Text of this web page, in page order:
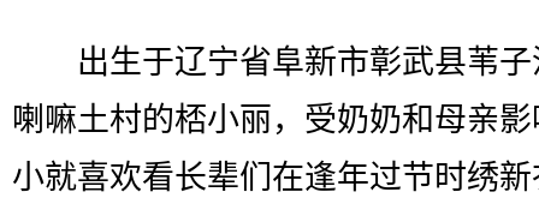
出生于辽宁省阜新市彰武县苇子
喇嘛土村的桮小丽，受奶奶和母亲
小就喜欢看长辈们在逢年过节时绣